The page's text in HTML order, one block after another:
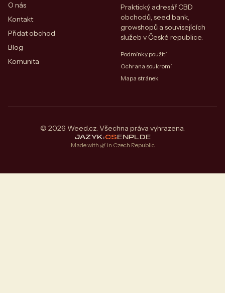
O nás
Kontakt
Přidat obchod
Blog
Komunita
Praktický adresář CBD
obchodů, seed bank,
growshopů a souvisejících
služeb v České republice.
Podmínky použití
Ochrana soukromí
Mapa stránek
© 2026 Weed.cz. Všechna práva vyhrazena.
JAZYK:CSENPLDE
Made with 🌿 in Czech Republic